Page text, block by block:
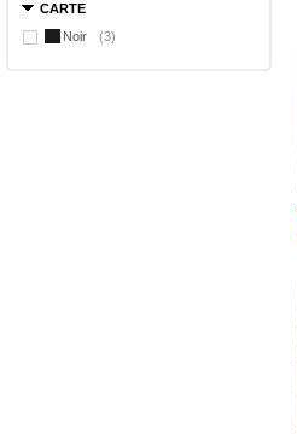
CARTE
Noir
(3)